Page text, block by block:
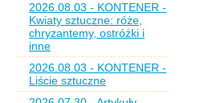
2026.08.03 - KONTENER -
Kwiaty sztuczne: róże,
chryzantemy, ostróżki i
inne
2026.08.03 - KONTENER -
Liście sztuczne